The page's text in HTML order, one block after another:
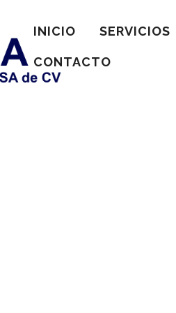
INICIO SERVICIOS
CONTACTO